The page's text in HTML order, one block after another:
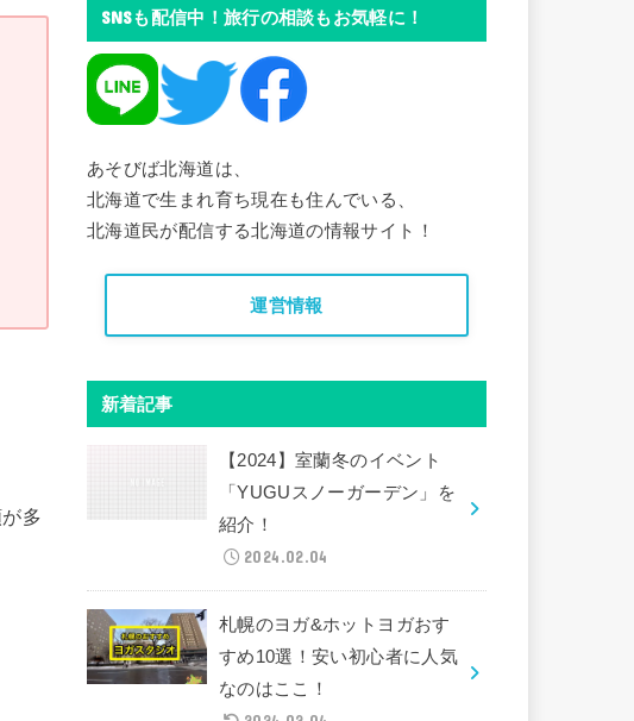
多
SNSも配信中！旅行の相談もお気軽に！
あそびば北海道は、
北海道で生まれ育ち現在も住んでいる、
北海道民が配信する北海道の情報サイト！
運営情報
新着記事
【2024】室蘭冬のイベント
「YUGUスノーガーデン」を
紹介！
2024.02.04
札幌のヨガ&ホットヨガおす
すめ10選！安い初心者に人気
なのはここ！